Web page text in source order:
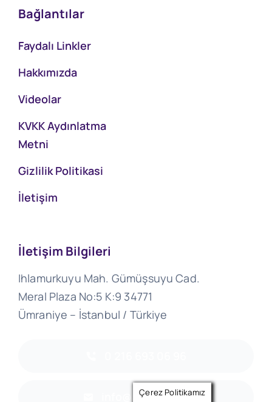
Bağlantılar
Faydalı Linkler
Hakkımızda
Videolar
KVKK Aydınlatma
Metni
Gizlilik Politikasi
İletişim
İletişim Bilgileri
Ihlamurkuyu Mah. Gümüşsuyu Cad.
Meral Plaza No:5 K:9 34771
Ümraniye – İstanbul / Türkiye
info@abglobal.tr
Çerez Politikamız